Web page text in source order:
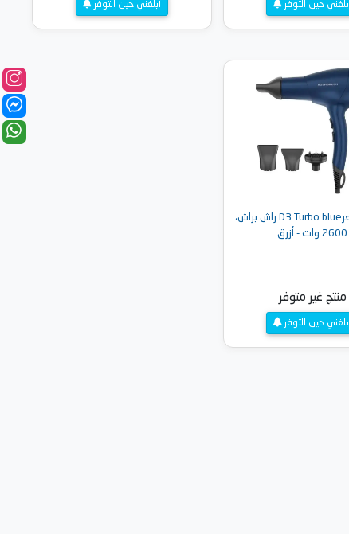
أبلغني حين التوفر أبلغني حين التوفر
مجفف شعرD3 Turbo blue راش براش،
2600 وات - أزرق
منتج غير متوفر
أبلغني حين التوفر